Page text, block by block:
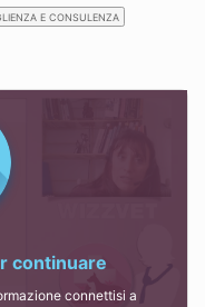
E CONSULENZA
continuare
connettisi a